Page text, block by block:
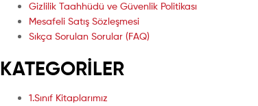
Gizlilik Taahhüdü ve Güvenlik Politikası
Mesafeli Satış Sözleşmesi
Sıkça Sorulan Sorular (FAQ)
KATEGORİLER
1.Sınıf Kitaplarımız